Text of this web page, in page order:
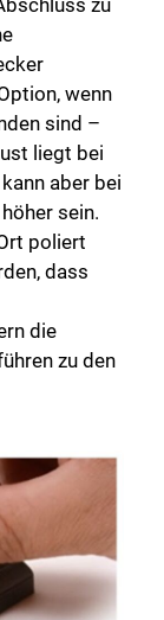
zu
wenn
sind –
liegt bei
aber bei
sein.
poliert
dass
die
zu den